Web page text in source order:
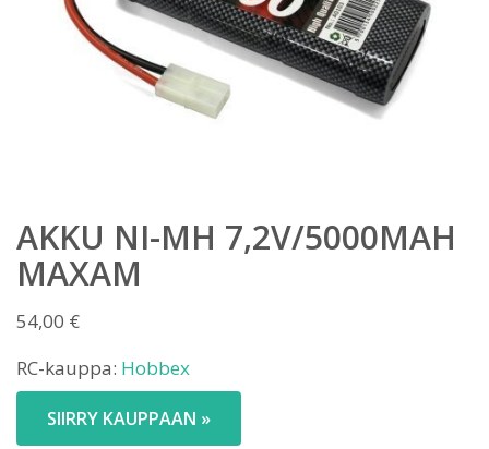
AKKU NI-MH 7,2V/5000MAH
MAXAM
54,00 €
RC-kauppa: Hobbex
SIIRRY KAUPPAAN »